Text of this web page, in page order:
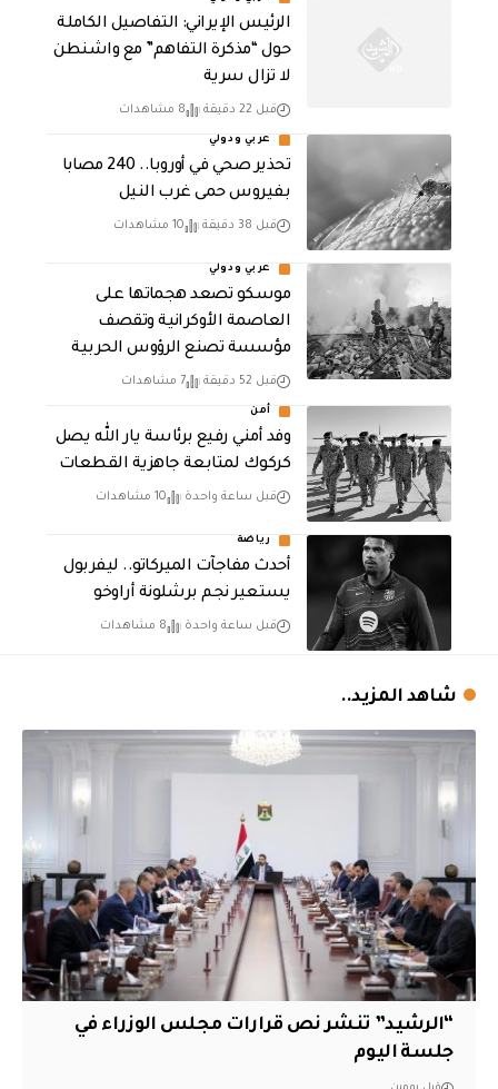
الرئيس الإيراني: التفاصيل الكاملة
حول “مذكرة التفاهم” مع واشنطن
لا تزال سرية
قبل 22 دقيقة 8 مشاهدات
عربي ودولي
تحذير صحي في أوروبا.. 240 مصابا
بفيروس حمى غرب النيل
قبل 38 دقيقة 10 مشاهدات
عربي ودولي
موسكو تصعد هجماتها على
العاصمة الأوكرانية وتقصف
مؤسسة تصنع الرؤوس الحربية
قبل 52 دقيقة 7 مشاهدات
أمن
وفد أمني رفيع برئاسة يار الله يصل
كركوك لمتابعة جاهزية القطعات
قبل ساعة واحدة 10 مشاهدات
رياضة
أحدث مفاجآت الميركاتو.. ليفربول
يستعير نجم برشلونة أراوخو
قبل ساعة واحدة 8 مشاهدات
شاهد المزيد..
“الرشيد” تنشر نص قرارات مجلس الوزراء في
جلسة اليوم